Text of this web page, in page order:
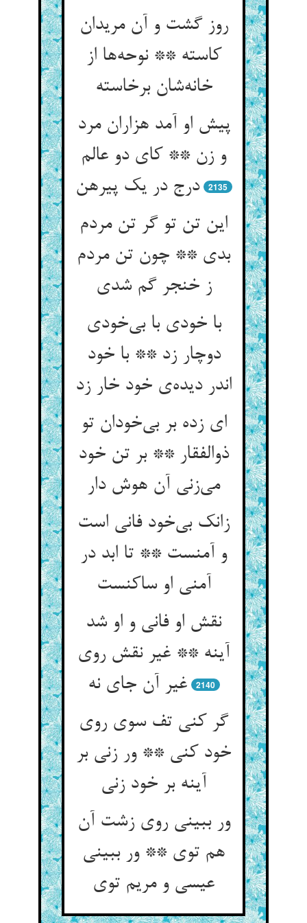
روز گشت و آن مریدان
کاسته ** نوحه‌ها از
خانه‌شان برخاسته
پیش او آمد هزاران مرد
و زن ** کای دو عالم
درج در یک پیرهن
2135
این تن تو گر تن مردم
بدی ** چون تن مردم
ز خنجر گم شدی
با خودی با بی‌خودی
دوچار زد ** با خود
اندر دیده‌ی خود خار زد
ای زده بر بی‌خودان تو
ذوالفقار ** بر تن خود
می‌زنی آن هوش دار
زانک بی‌خود فانی است
و آمنست ** تا ابد در
آمنی او ساکنست
نقش او فانی و او شد
آینه ** غیر نقش روی
غیر آن جای نه
2140
گر کنی تف سوی روی
خود کنی ** ور زنی بر
آینه بر خود زنی
ور ببینی روی زشت آن
هم توی ** ور ببینی
عیسی و مریم توی